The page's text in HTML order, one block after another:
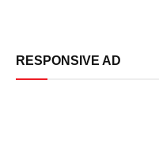
RESPONSIVE AD